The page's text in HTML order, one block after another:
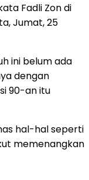
Fadli Zon di
Jumat, 25
ini belum ada
dengan
90-an itu
hal-hal seperti
memenangkan